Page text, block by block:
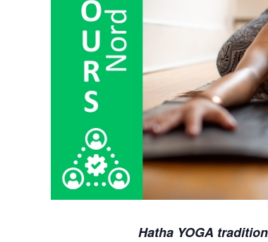
Hatha YOGA